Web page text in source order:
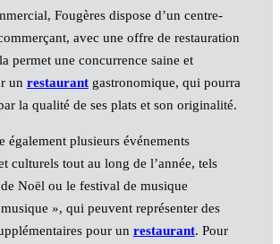
Fougères dispose d’un centre-
avec une offre de restauration
permet une concurrence saine et
un restaurantgastronomique, qui pourra
la qualité de ses plats et son originalité.
également plusieurs événements
culturels tout au long de l’année, tels
Noël ou le festival de musique
», qui peuvent représenter des
pour un restaurant. Pour